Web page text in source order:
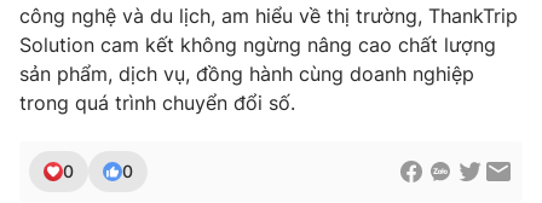
công nghệ và du lịch, am hiểu về thị trường, ThankTrip
Solution cam kết không ngừng nâng cao chất lượng
sản phẩm, dịch vụ, đồng hành cùng doanh nghiệp
trong quá trình chuyển đổi số.
0 0